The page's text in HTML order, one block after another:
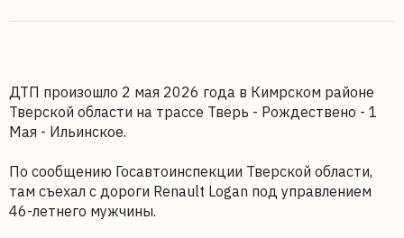
ДТП произошло 2 мая 2026 года в Кимрском районе
Тверской области на трассе Тверь - Рождествено - 1
Мая - Ильинское.
По сообщению Госавтоинспекции Тверской области,
там съехал с дороги Renault Logan под управлением
46-летнего мужчины.